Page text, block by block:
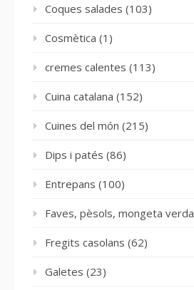
Coques salades (103)
Cosmètica (1)
cremes calentes (113)
Cuina catalana (152)
Cuines del món (215)
Dips i patés (86)
Entrepans (100)
Faves, pèsols, mongeta verda
Fregits casolans (62)
Galetes (23)